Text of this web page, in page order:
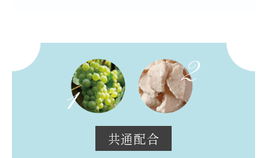
共通配合